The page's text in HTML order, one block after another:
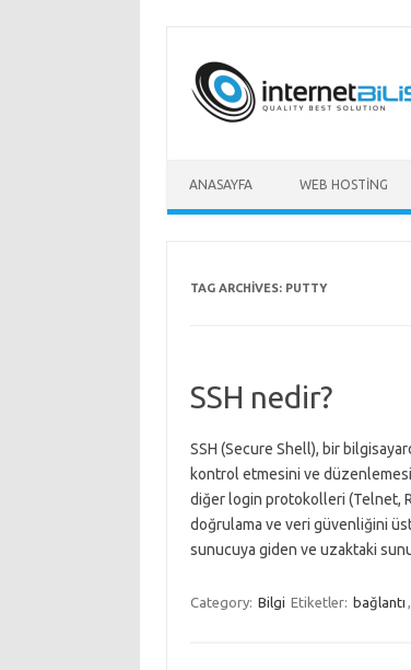
ANASAYFA WEB HOSTING
TAG ARCHIVES: PUTTY
SSH nedir?
SSH (Secure Shell), bir
kontrol etmesini ve
diğer login protokolleri (Telnet,
doğrulama ve veri güvenliğini
sunucuya giden ve uzaktaki
Category: Bilgi Etiketler: bağlantı ,